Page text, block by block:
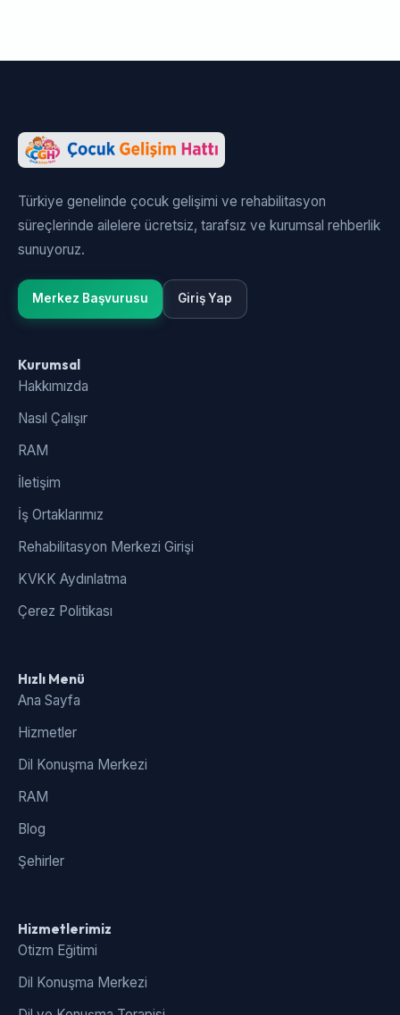
Türkiye genelinde çocuk gelişimi ve rehabilitasyon
süreçlerinde ailelere ücretsiz, tarafsız ve kurumsal rehberlik
sunuyoruz.
Merkez Başvurusu Giriş Yap
Kurumsal
Hakkımızda
Nasıl Çalışır
RAM
İletişim
İş Ortaklarımız
Rehabilitasyon Merkezi Girişi
KVKK Aydınlatma
Çerez Politikası
Hızlı Menü
Ana Sayfa
Hizmetler
Dil Konuşma Merkezi
RAM
Blog
Şehirler
Hizmetlerimiz
Otizm Eğitimi
Dil Konuşma Merkezi